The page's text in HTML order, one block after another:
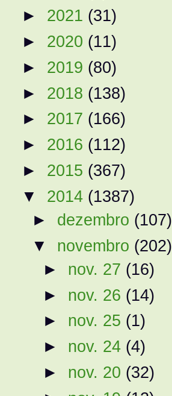
► 2021 (31)
► 2020 (11)
► 2019 (80)
► 2018 (138)
► 2017 (166)
► 2016 (112)
► 2015 (367)
▼ 2014 (1387)
► dezembro (107)
▼ novembro (202)
► nov. 27 (16)
► nov. 26 (14)
► nov. 25 (1)
► nov. 24 (4)
► nov. 20 (32)